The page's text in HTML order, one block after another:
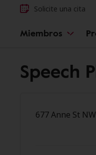
Solicite una cita
Miembros
Speech
677 Anne St